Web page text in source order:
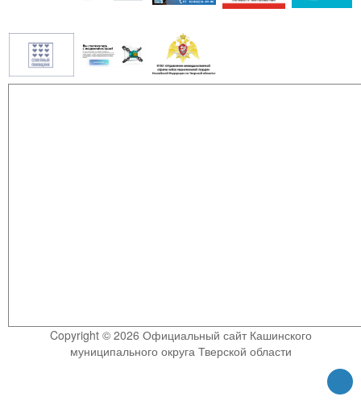
Copyright © 2026 Официальный сайт Кашинского
муниципального округа Тверской области